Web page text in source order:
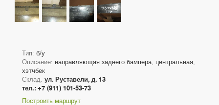
Тип: б/у
Описание: направляющая заднего бампера, центральная,
хэтчбек
Склад: ул. Руставели, д. 13
тел.: +7 (911) 101-53-73
Построить маршрут